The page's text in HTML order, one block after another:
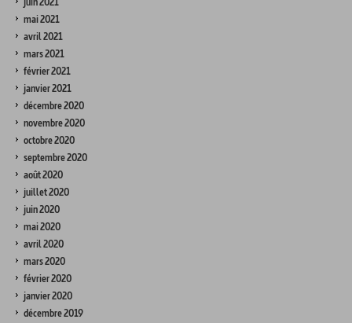
mai 2021
avril 2021
mars 2021
février 2021
janvier 2021
décembre 2020
novembre 2020
octobre 2020
septembre 2020
août 2020
juillet 2020
juin 2020
mai 2020
avril 2020
mars 2020
février 2020
janvier 2020
décembre 2019